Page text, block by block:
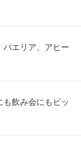
パエリア、アヒー
も飲み会にもピッ